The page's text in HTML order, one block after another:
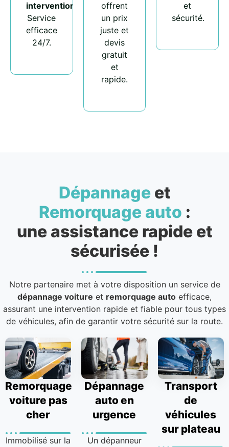
intervention
Service
efficace
24/7.
offrent
un prix
juste et
devis
gratuit
et
rapide.
et
sécurité.
Dépannageet
Remorquage auto :
une assistance rapide et
sécurisée !
Notre partenaire met à votre disposition un service de
dépannage voiture et remorquage auto efficace,
assurant une intervention rapide et fiable pour tous types
de véhicules, afin de garantir votre sécurité sur la route.
Remorquage
voiture pas
cher
Immobilisé sur la
Dépannage
auto en
urgence
Un dépanneur
Transport
de
véhicules
sur plateau